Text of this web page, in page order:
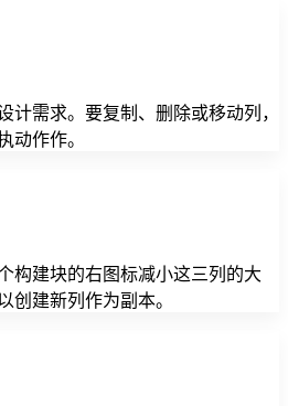
计需求。要复制、删除或移动列，
动作作。
构建块的右图标减小这三列的大
创建新列作为副本。